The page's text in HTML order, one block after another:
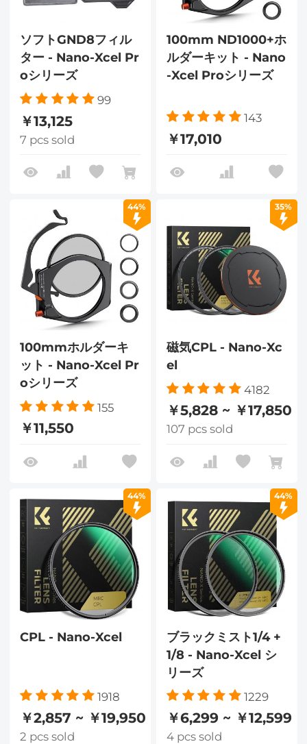
ソフトGND8フィル
ター - Nano-Xcel Pr
oシリーズ
99
￥13,125
7 pcs sold
100mm ND1000+ホ
ルダーキット - Nano
-Xcel Proシリーズ
143
￥17,010
44%
100mmホルダーキ
ット - Nano-Xcel Pr
oシリーズ
155
￥11,550
35%
磁気CPL - Nano-Xc
el
4182
￥5,828 ~ ￥17,850
107 pcs sold
44%
CPL - Nano-Xcel
1918
￥2,857 ~ ￥19,950
2 pcs sold
44%
ブラックミスト1/4 +
1/8 - Nano-Xcel シ
リーズ
1229
￥6,299 ~ ￥12,599
4 pcs sold